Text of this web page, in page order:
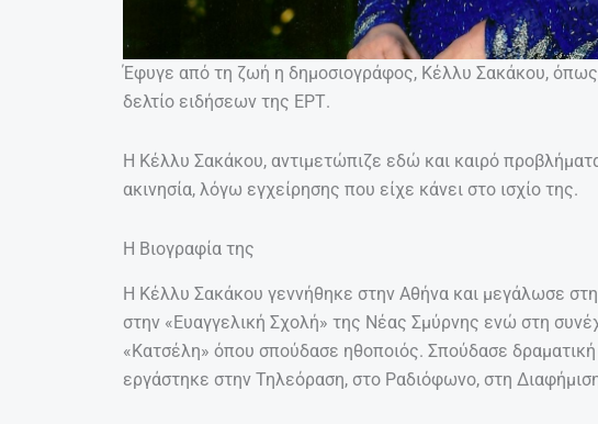
Έφυγε από τη ζωή η δημοσιογράφος, Κέλλυ Σακάκου,
δελτίο ειδήσεων της ΕΡΤ.
Η Κέλλυ Σακάκου, αντιμετώπιζε εδώ και καιρό
ακινησία, λόγω εγχείρησης που είχε κάνει στο ισχίο της.
Η Βιογραφία της
Η Κέλλυ Σακάκου γεννήθηκε στην Αθήνα και μεγάλωσε
στην «Ευαγγελική Σχολή» της Νέας Σμύρνης ενώ στη
«Κατσέλη» όπου σπούδασε ηθοποιός. Σπούδασε δραματική
εργάστηκε στην Τηλεόραση, στο Ραδιόφωνο, στη